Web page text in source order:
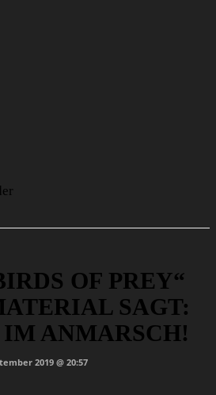
OF PREY“
SAGT:
ANMARSCH!
2019 @ 20:57